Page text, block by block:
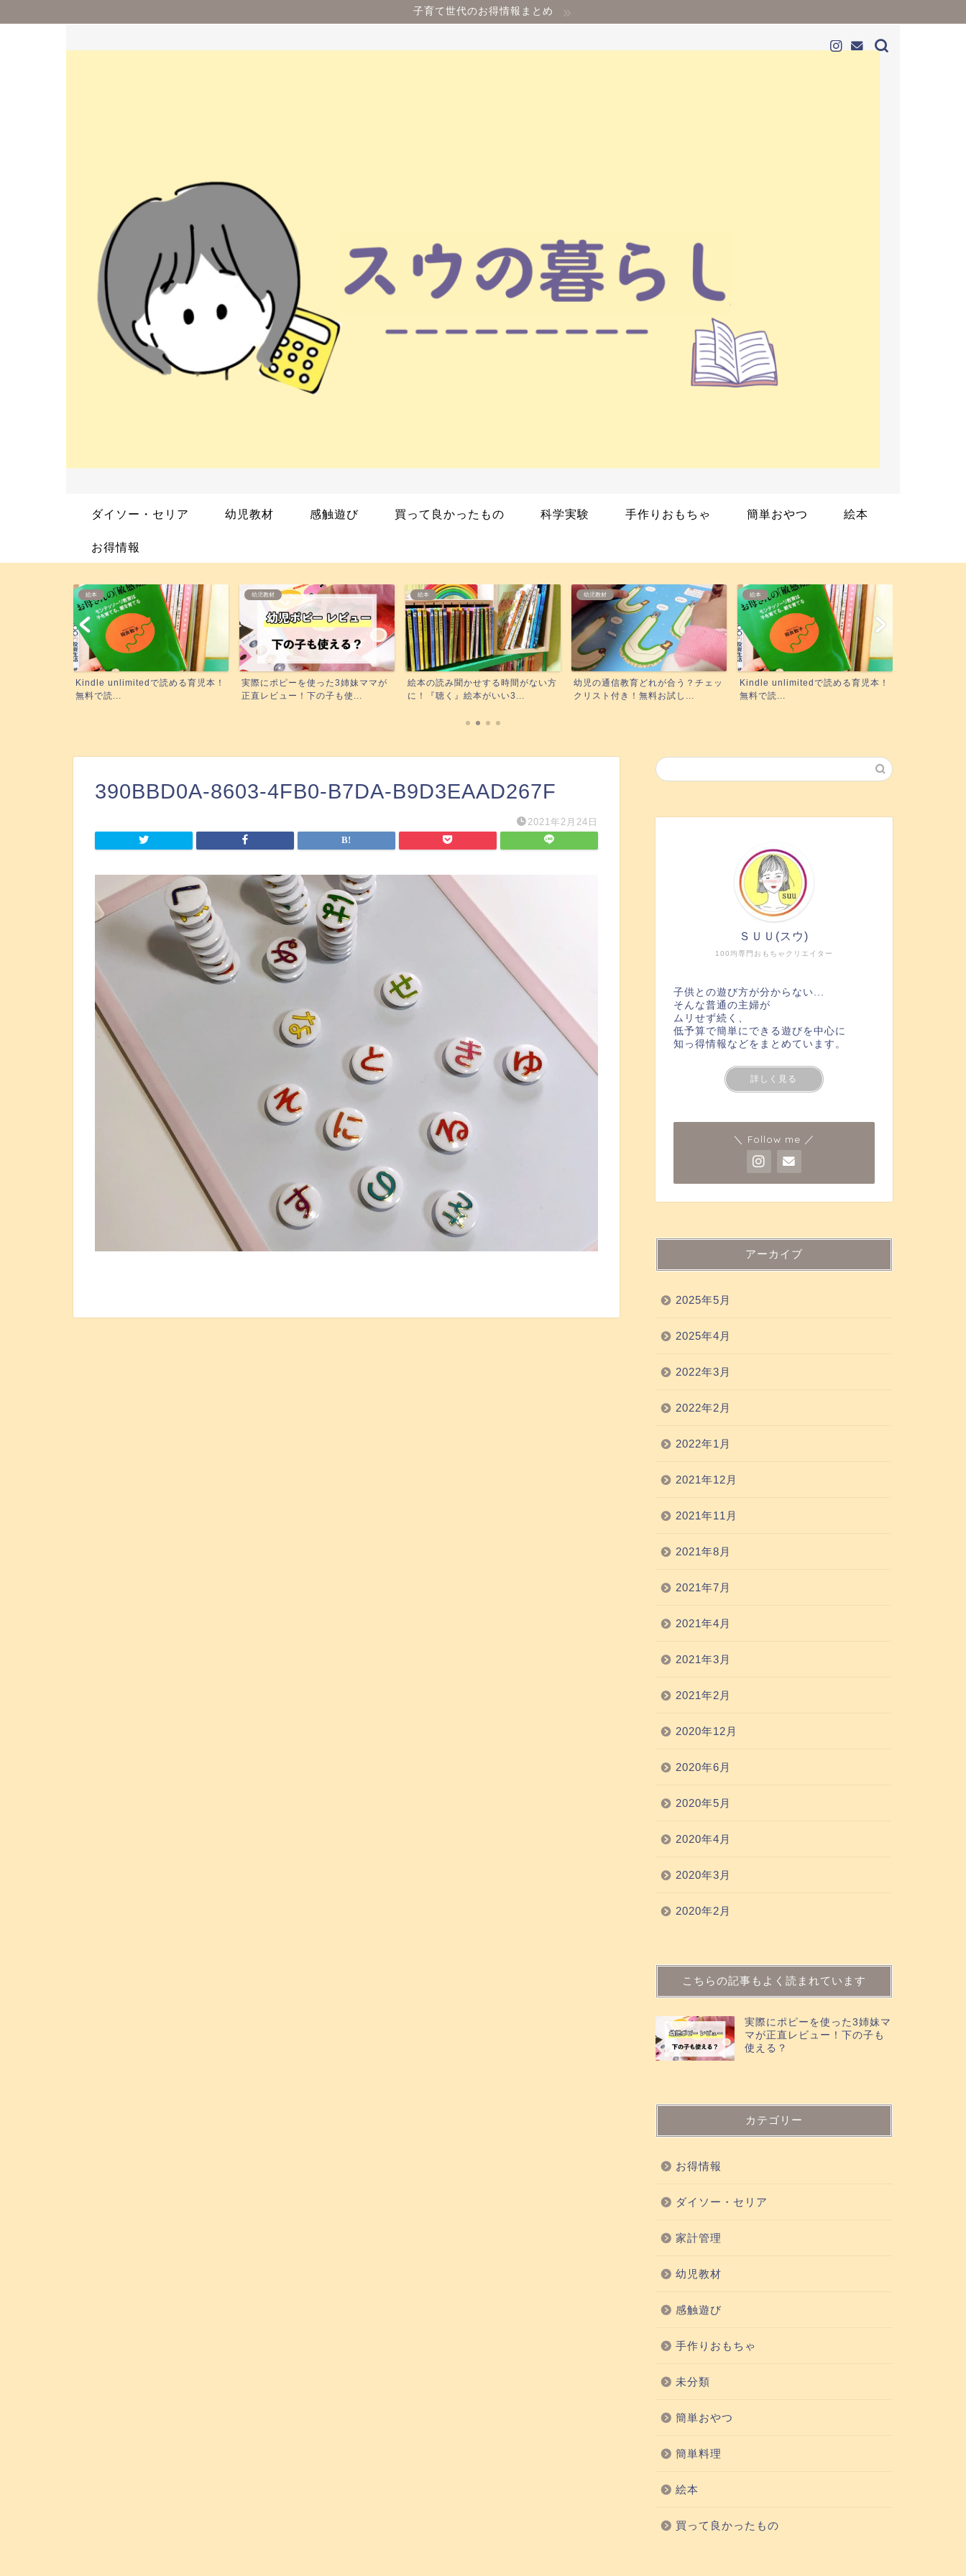
子育て世代のお得情報まとめ
ダイソー・セリア 幼児教材 感触遊び 買って良かったもの 科学実験 手作りおもちゃ 簡単おやつ 絵本
お得情報
幼児教材
実際にポピーを使った3姉妹ママが
正直レビュー！下の子も使...
絵本
絵本の読み聞かせする時間がない方
に！『聴く』絵本がいい3...
幼児教材
幼児の通信教育どれが合う？チェッ
クリスト付き！無料お試し...
絵本
Kindle unlimitedで読める育児本！
無料で読...
幼児教材
実際にポピーを使った3姉妹ママが
正直レビュー！下の子も使...
390BBD0A-8603-4FB0-B7DA-B9D3EAAD267F
2021年2月24日
100均専門おもちゃクリエイター
ＳＵＵ(スウ)
子供との遊び方が分からない...
そんな普通の主婦が
ムリせず続く、
低予算で簡単にできる遊びを中心に
知っ得情報などをまとめています。
詳しく見る
＼ Follow me ／
アーカイブ
2025年5月
2025年4月
2022年3月
2022年2月
2022年1月
2021年12月
2021年11月
2021年8月
2021年7月
2021年4月
2021年3月
2021年2月
2020年12月
2020年6月
2020年5月
2020年4月
2020年3月
2020年2月
こちらの記事もよく読まれています
実際にポピーを使った3姉妹マ
マが正直レビュー！下の子も
使える？
カテゴリー
お得情報
ダイソー・セリア
家計管理
幼児教材
感触遊び
手作りおもちゃ
未分類
簡単おやつ
簡単料理
絵本
買って良かったもの